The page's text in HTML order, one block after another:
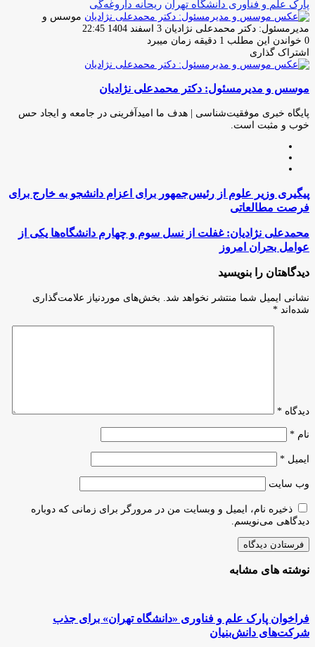
پارک علم و فناوری دانشگاه تهران ریحانه داروغه‌گی
موسس و
مدیرمسئول: دکتر محمدعلی نژادیان ارسال
ایمیل
3 اسفند 1404 22:45
0 خواندن این مطلب 1 دقیقه زمان میبرد
اشتراک گذاری
فیس
توئیتر
لینکدین
واتس
تلگرام
اشتراک
از
ایمیل
چاپ
موسس و مدیرمسئول: دکتر محمدعلی نژادیان
پایگاه خبری موفقیت‌شناسی | هدف ما امیدآفرینی در جامعه و ایجاد حس
خوب و مثبت است.
پیگیری
وزیر
علوم
رئیس‌جمهور
برای
اعزام
دانشجو
خارج برای
فرصت
مطالعاتی
پیگیری وزیر علوم از رئیس‌جمهور برای اعزام دانشجو به خارج برای
فرصت مطالعاتی
محمدعلی
نژادیان:
غفلت
نسل
سوم
و
چهارم
دانشگاه‌ها
محمدعلی نژادیان: غفلت از نسل سوم و چهارم دانشگاه‌ها یکی از
عوامل بحران امروز
دیدگاهتان را بنویسید
نشانی ایمیل شما منتشر نخواهد شد.
بخش‌های موردنیاز علامت‌گذاری
شده‌اند *
دیدگاه *
نام *
ایمیل *
وب‌ سایت
ذخیره نام، ایمیل و وبسایت من در مرورگر برای زمانی که دوباره
دیدگاهی می‌نویسم.
نوشته های مشابه
فراخوان پارک علم و فناوری «دانشگاه تهران» برای جذب
شرکت‌های دانش‌بنیان